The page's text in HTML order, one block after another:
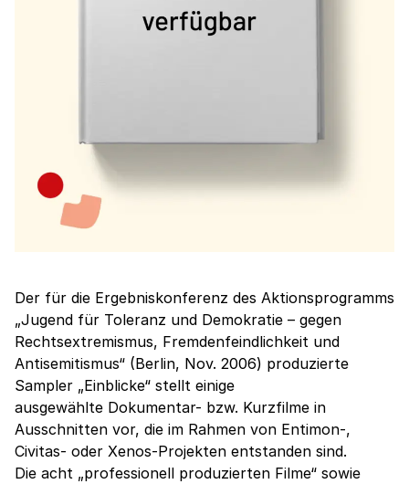
Der für die Ergebniskonferenz des Aktionsprogramms
„Jugend für Toleranz und Demokratie – gegen
Rechtsextremismus, Fremdenfeindlichkeit und
Antisemitismus“ (Berlin, Nov. 2006) produzierte
Sampler „Einblicke“ stellt einige
ausgewählte Dokumentar- bzw. Kurzfilme in
Ausschnitten vor, die im Rahmen von Entimon-,
Civitas- oder Xenos-Projekten entstanden sind.
Die acht „professionell produzierten Filme“ sowie